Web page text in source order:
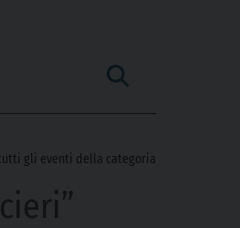
gli eventi della categoria